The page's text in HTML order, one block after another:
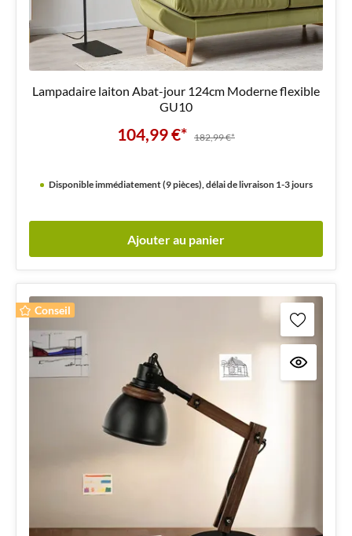
Lampadaire laiton Abat-jour 124cm Moderne flexible
GU10
104,99 €* 182,99 €*
Disponible immédiatement (9 pièces), délai de livraison 1-3 jours
Ajouter au panier
Conseil